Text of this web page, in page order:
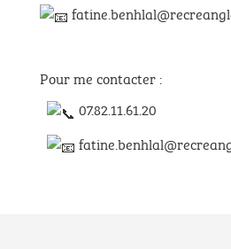
Pour me contacter :
07.82.11.61.20